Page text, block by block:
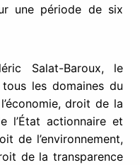
une période de six
Salat-Baroux, le
les domaines du
droit de la
l’État actionnaire et
de l’environnement,
de la transparence